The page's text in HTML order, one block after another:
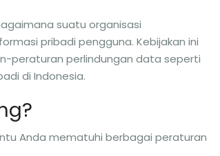
suatu organisasi
pribadi pengguna. Kebijakan ini
peraturan perlindungan data seperti
di Indonesia.
Anda mematuhi berbagai peraturan